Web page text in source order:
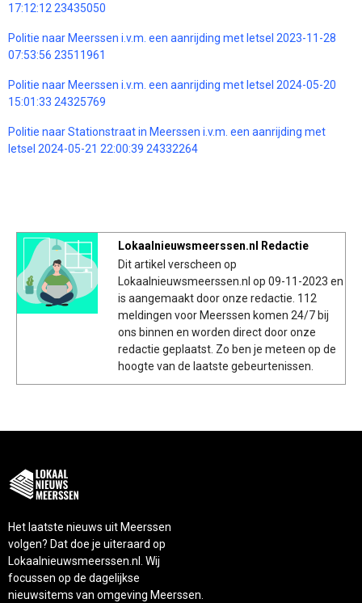
17:12:12 23435050
Politie naar Meerssen i.v.m. een aanrijding met letsel 2023-11-28
07:53:56 23511961
Politie naar Meerssen i.v.m. een aanrijding met letsel 2024-05-20
15:01:33 24325769
Politie naar Stationstraat in Meerssen i.v.m. een aanrijding met
letsel 2024-05-21 22:00:39 24332264
Lokaalnieuwsmeerssen.nl Redactie
Dit artikel verscheen op
Lokaalnieuwsmeerssen.nl op 09-11-2023 en
is aangemaakt door onze redactie. 112
meldingen voor Meerssen komen 24/7 bij
ons binnen en worden direct door onze
redactie geplaatst. Zo ben je meteen op de
hoogte van de laatste gebeurtenissen.
Het laatste nieuws uit Meerssen
volgen? Dat doe je uiteraard op
Lokaalnieuwsmeerssen.nl. Wij
focussen op de dagelijkse
nieuwsitems van omgeving Meerssen.